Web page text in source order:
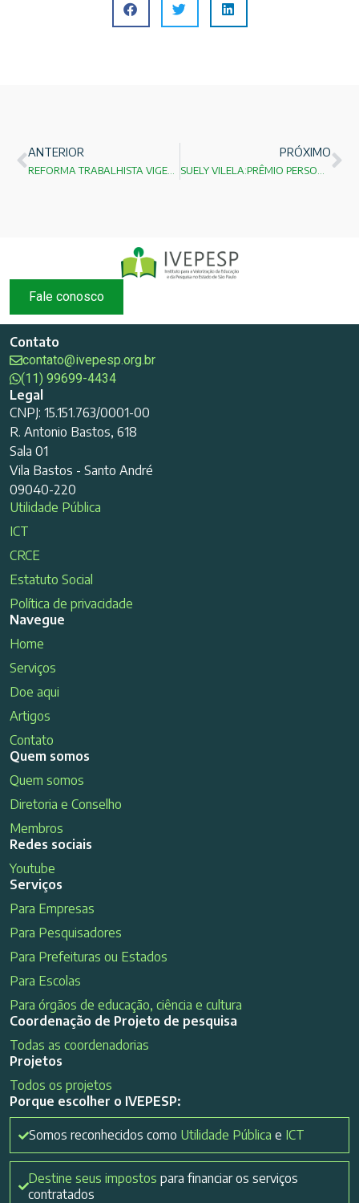
ANTERIOR PRÓXIMO
Fale conosco
Contato
contato@ivepesp.org.br
(11) 99699-4434
Legal
CNPJ: 15.151.763/0001-00
R. Antonio Bastos, 618
Sala 01
Vila Bastos - Santo André
09040-220
Utilidade Pública
ICT
CRCE
Estatuto Social
Política de privacidade
Navegue
Home
Serviços
Doe aqui
Artigos
Contato
Quem somos
Quem somos
Diretoria e Conselho
Membros
Redes sociais
Youtube
Serviços
Para Empresas
Para Pesquisadores
Para Prefeituras ou Estados
Para Escolas
Para órgãos de educação, ciência e cultura
Coordenação de Projeto de pesquisa
Todas as coordenadorias
Projetos
Todos os projetos
Porque escolher o IVEPESP:
Somos reconhecidos como Utilidade Pública e ICT
Destine seus impostos para financiar os serviços
contratados